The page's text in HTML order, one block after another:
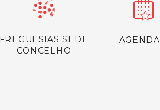
FREGUESIAS SEDE
CONCELHO
AGENDA